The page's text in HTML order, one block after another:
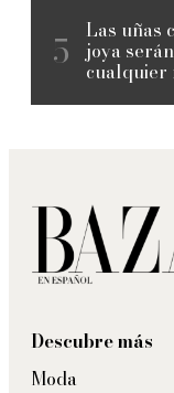
Las uñas
joya
cualquier
Descubre más
Moda